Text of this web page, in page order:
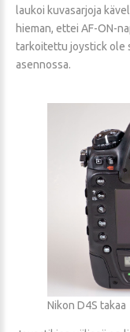
laukoi kuvasarjoja
hieman, ettei AF-ON-
tarkoitettu joystick ole
asennossa.
Nikon D4S takaa